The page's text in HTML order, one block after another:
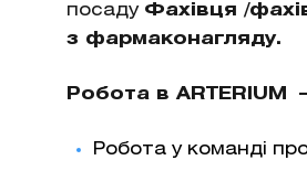
посаду Фахівця /
з фармаконагляду.
Робота в ARTERIUM
Робота у команді